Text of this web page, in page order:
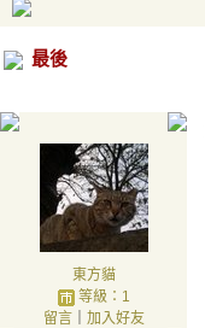
最後
東方貓
等級：1
留言｜ 加入好友